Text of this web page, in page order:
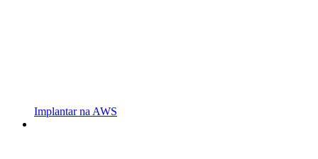
Implantar na AWS